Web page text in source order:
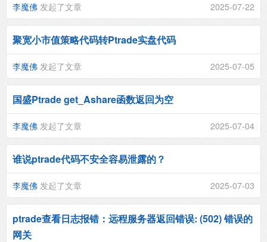
李魔佛 发起了文章 2025-07-22
聚宽小市值策略代码转Ptrade实盘代码
李魔佛 发起了文章 2025-07-05
国盛Ptrade get_Ashare函数返回为空
李魔佛 发起了文章 2025-07-04
谁说ptrade代码不安全容易泄露的？
李魔佛 发起了文章 2025-07-03
ptrade查看日志报错：远程服务器返回错误: (502) 错误的
网关